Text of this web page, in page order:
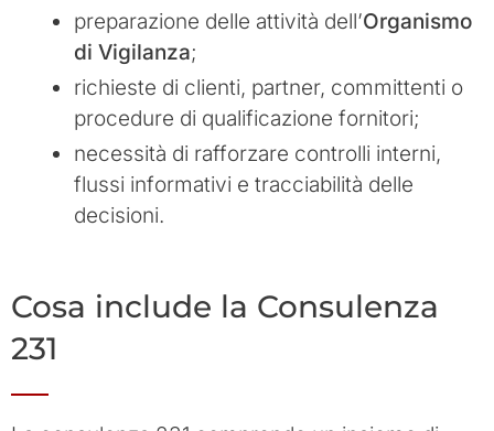
preparazione delle attività dell’Organismo
di Vigilanza;
richieste di clienti, partner, committenti o
procedure di qualificazione fornitori;
necessità di rafforzare controlli interni,
flussi informativi e tracciabilità delle
decisioni.
Cosa include la Consulenza
231